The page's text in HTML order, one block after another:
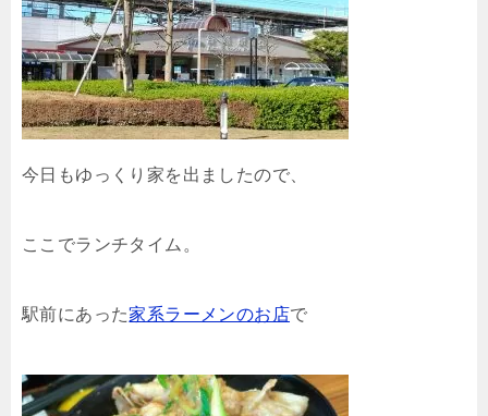
今日もゆっくり家を出ましたので、
ここでランチタイム。
駅前にあった家系ラーメンのお店で